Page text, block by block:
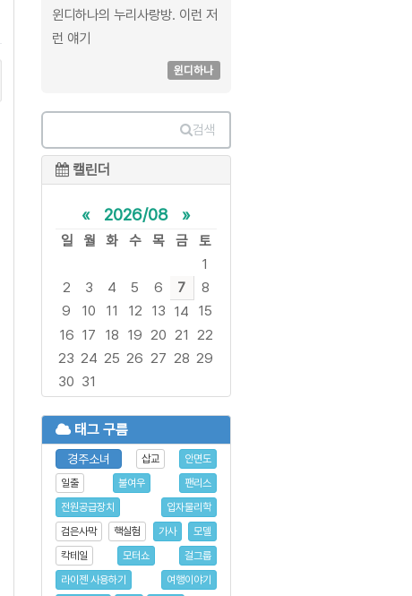
윈디하나의 누리사랑방. 이런 저
런 얘기
윈디하나
검색
캘린더
« 2026/08 »
일 월 화 수 목 금
토
1
2
3 4 5 6 7
8
9
10 11 12 13 14
15
16 17 18 19 20 21
22
23 24 25 26 27 28 29
30 31
태그 구름
경주소녀 삽교
안면도
일출
불여우
팬리스
전원공급장치
입자물리학
검은사막
핵실험 가사
모델
칵테일
모터쇼
걸그룹
라이젠 사용하기
여행이야기